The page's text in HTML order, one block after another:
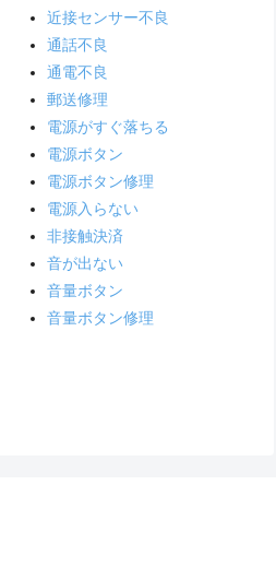
近接センサー不良
通話不良
通電不良
郵送修理
電源がすぐ落ちる
電源ボタン
電源ボタン修理
電源入らない
非接触決済
音が出ない
音量ボタン
音量ボタン修理